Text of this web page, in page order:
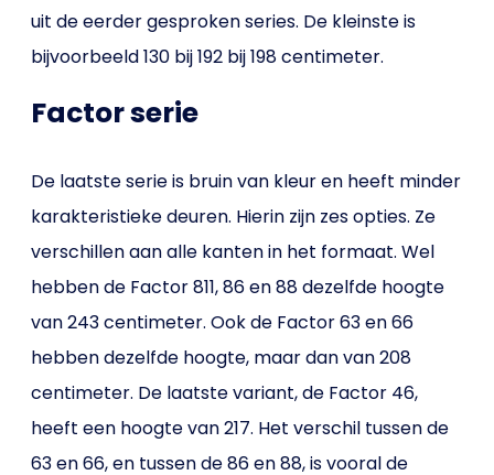
uit de eerder gesproken series. De kleinste is
bijvoorbeeld 130 bij 192 bij 198 centimeter.
Factor serie
De laatste serie is bruin van kleur en heeft minder
karakteristieke deuren. Hierin zijn zes opties. Ze
verschillen aan alle kanten in het formaat. Wel
hebben de Factor 811, 86 en 88 dezelfde hoogte
van 243 centimeter. Ook de Factor 63 en 66
hebben dezelfde hoogte, maar dan van 208
centimeter. De laatste variant, de Factor 46,
heeft een hoogte van 217. Het verschil tussen de
63 en 66, en tussen de 86 en 88, is vooral de